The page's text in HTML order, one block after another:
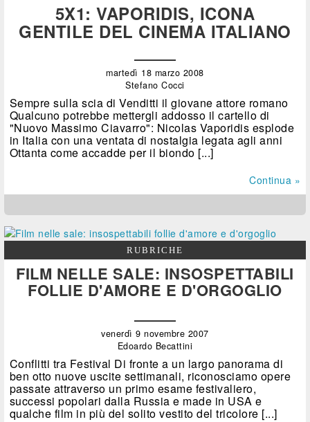
5X1: VAPORIDIS, ICONA
GENTILE DEL CINEMA ITALIANO
martedì 18 marzo 2008
Stefano Cocci
Sempre sulla scia di Venditti il giovane attore romano
Qualcuno potrebbe mettergli addosso il cartello di
"Nuovo Massimo Ciavarro": Nicolas Vaporidis esplode
in Italia con una ventata di nostalgia legata agli anni
Ottanta come accadde per il biondo [...]
Continua »
RUBRICHE
FILM NELLE SALE: INSOSPETTABILI
FOLLIE D'AMORE E D'ORGOGLIO
venerdì 9 novembre 2007
Edoardo Becattini
Conflitti tra Festival Di fronte a un largo panorama di
ben otto nuove uscite settimanali, riconosciamo opere
passate attraverso un primo esame festivaliero,
successi popolari dalla Russia e made in USA e
qualche film in più del solito vestito del tricolore [...]